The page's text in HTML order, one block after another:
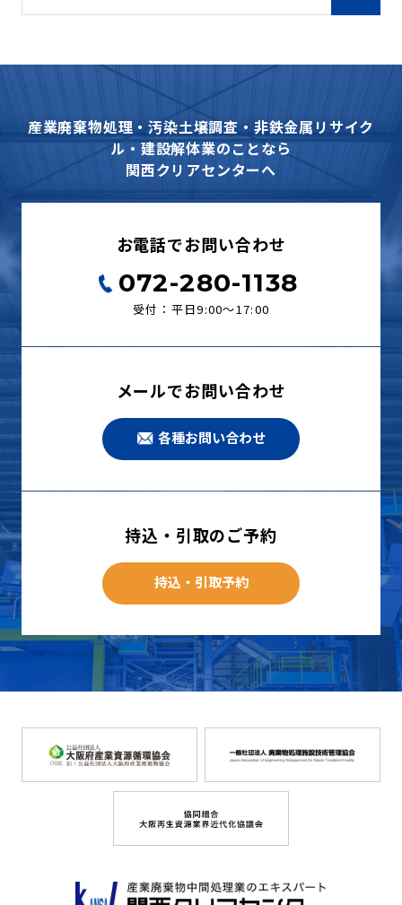
産業廃棄物処理・汚染土壌調査・非鉄金属リサイク
ル・建設解体業のことなら
関西クリアセンターへ
お電話でお問い合わせ
072-280-1138
受付：平日9:00〜17:00
メールでお問い合わせ
各種お問い合わせ
持込・引取のご予約
持込・引取予約